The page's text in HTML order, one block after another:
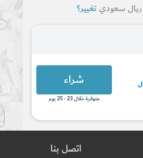
ريال سعوديتغيير؟
شراء
متوفرة خلال 23 - 25 يوم
اتصل بنا